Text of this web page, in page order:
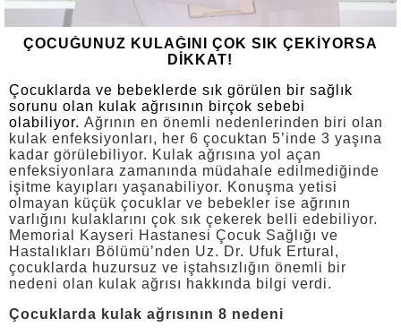
ÇOCUĞUNUZ KULAĞINI ÇOK SIK ÇEKİYORSA
DİKKAT!
Çocuklarda ve bebeklerde sık görülen bir sağlık
sorunu olan kulak ağrısının birçok sebebi
olabiliyor. Ağrının en önemli nedenlerinden biri olan
kulak enfeksiyonları, her 6 çocuktan 5’inde 3 yaşına
kadar görülebiliyor. Kulak ağrısına yol açan
enfeksiyonlara zamanında müdahale edilmediğinde
işitme kayıpları yaşanabiliyor. Konuşma yetisi
olmayan küçük çocuklar ve bebekler ise ağrının
varlığını kulaklarını çok sık çekerek belli edebiliyor.
Memorial Kayseri Hastanesi Çocuk Sağlığı ve
Hastalıkları Bölümü’nden Uz. Dr. Ufuk Ertural,
çocuklarda huzursuz ve iştahsızlığın önemli bir
nedeni olan kulak ağrısı hakkında bilgi verdi.
Çocuklarda kulak ağrısının 8 nedeni